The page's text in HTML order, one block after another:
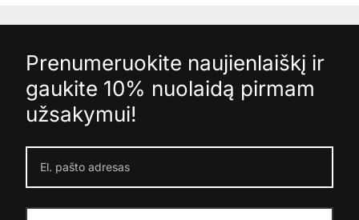
Prenumeruokite naujienlaiškį ir
gaukite 10% nuolaidą pirmam
užsakymui!